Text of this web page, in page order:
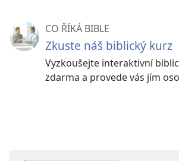
CO ŘÍKÁ BIBLE
Zkuste náš biblický kurz
Vyzkoušejte interaktivní
zdarma a provede vás jím